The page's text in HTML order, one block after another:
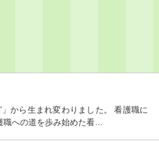
から生まれ変わりました。 看護職に
職への道を歩み始めた看…